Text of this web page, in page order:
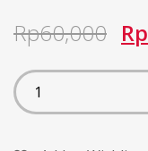
Rp60,000 Rp